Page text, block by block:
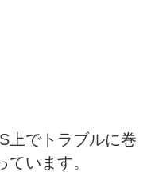
上でトラブルに巻
ています。